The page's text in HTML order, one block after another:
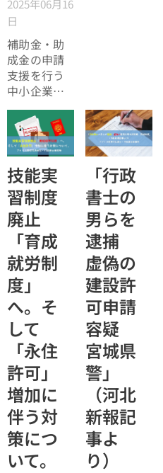
2025年06月16
日
補助金・助
成金の申請
支援を行う
中小企業診
断士の業務
が、行政書
士の独占業
務にあたる
のではない
かという指
摘がありま
す。本記事
では、それ
ぞれの資格
の業務範囲
と、実際に
行政側や関
係団体から
出されてい
る見解をも
とに、現状
の法的整理
と注意点に
ついて事実
ベースで解
説します。
かり忘れて
しまってい
たという場
合も想定さ
れます。ぜ
ひ参考にし
てみてくだ
さい。どう
してもわか
らない場合
には、自動
車登録専門
の行政書士
にご相談く
ださい。
技能実
習制度
廃止
「育成
就労制
度」
へ。そ
して
「永住
許可」
増加に
伴う対
策につ
いて。
「行政
書士の
男らを
逮捕
虚偽の
建設許
可申請
容疑
宮城県
警」
（河北
新報記
事よ
り）